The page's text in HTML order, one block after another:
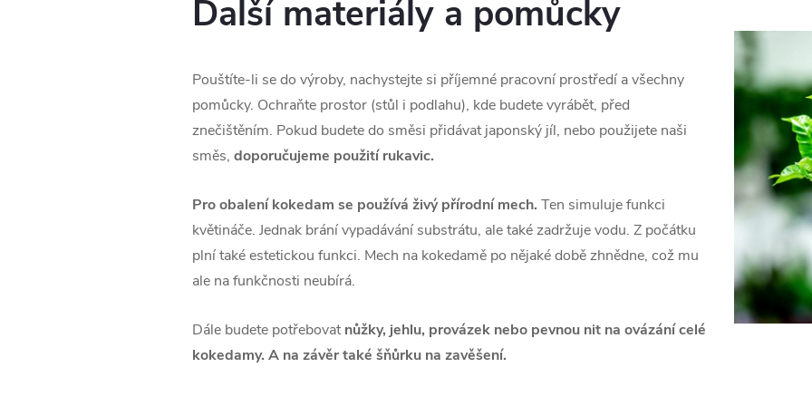
Další materiály a pomůcky
Pouštíte-li se do výroby, nachystejte si příjemné pracovní prostředí a všechny
pomůcky. Ochraňte prostor (stůl i podlahu), kde budete vyrábět, před
znečištěním. Pokud budete do směsi přidávat japonský jíl, nebo použijete naši
směs, doporučujeme použití rukavic.
Pro obalení kokedam se používá živý přírodní mech. Ten simuluje funkci
květináče. Jednak brání vypadávání substrátu, ale také zadržuje vodu. Z počátku
plní také estetickou funkci. Mech na kokedamě po nějaké době zhnědne, což mu
ale na funkčnosti neubírá.
Dále budete potřebovatnůžky, jehlu, provázek nebo pevnou nit na ovázání celé
kokedamy. A na závěr také šňůrku na zavěšení.